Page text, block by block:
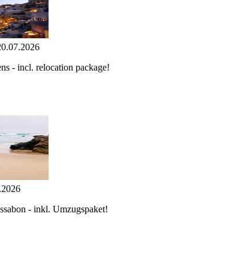
- incl. relocation package!
- inkl. Umzugspaket!